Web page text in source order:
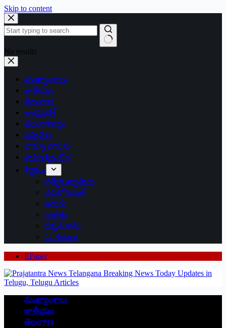
Skip to content
No results
ముఖ్యాంశాలు
జాతీయం
తెలంగాణ
ఆంధ్రప్రదేశ్
తెలంగాణార్థం
సన్నివేశం
బొమ్మా బొరుసు
సాహిత్యం-శోభ
శీర్షికలు
ప్రత్యేక వ్యాసాలు
ఎడిటోరియల్
అరుగు
సంకేతం
దక్కన్.కామ్
24 గంటలు
EPaper
ముఖ్యాంశాలు
జాతీయం
తెలంగాణ